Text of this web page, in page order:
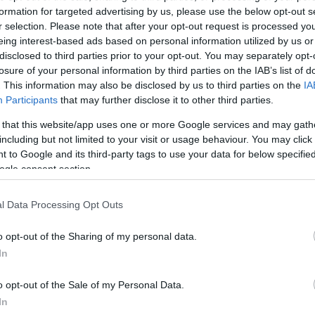
for targeted advertising by us, please use the below opt-out
selection. Please note that after your opt-out request is processed
interest-based ads based on personal information utilized by us
to third parties prior to your opt-out. You may separately
of your personal information by third parties on the IAB’s list of
This information may also be disclosed by us to third parties on the
Participants that may further disclose it to other third parties.
that this website/app uses one or more Google services and may
but not limited to your visit or usage behaviour. You may
to Google and its third-party tags to use your data for below
consent section.
Data Processing Opt Outs
opt-out of the Sharing of my personal data.
opt-out of the Sale of my Personal Data.
λέω “δεν σας μιλάει γιατί δεν σας ξέρει και
στο πρόσωπο”.Προχωράει ο Πάρης
εγώ, προχωράω να κυνηγήσω τον Πάρη με το
κοιτάει, βάζει τα δύο χέρια στο πρόσωπο και
Και αναρωτιέμαι τι κάνει», περιέγραψε η
που την αναστάτωσε.
κάθομαι και σκέφτομαι. Κάπου μπερδεύεται πολύς
εμένα από τα social και να ξέρεις ποιο είναι το
δικαίωμα να τον πιάνεις για αρχή. Είναι
δίνει κανείς το δικαίωμα να πιάσεις έναν άγνωστο
και να του τσιμπήσεις τα μάγουλα και να το
δίνει το δικαίωμα να μιλήσεις κατ’ αυτόν τον
εκείνη τη στιγμή απλά προστατεύει το παιδί της
το παιδί της – γιατί το παιδί ακούει, δεν είναι
Παρούλη μου ούτε να μιλάς σε αγνώστους
επιτρέπεις να σε τσιμπάνε, να σε χαϊδεύουν ή